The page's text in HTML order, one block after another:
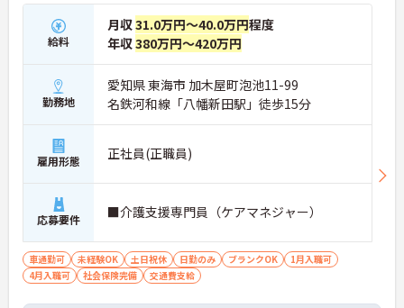
生活リズムを整えながら働ける環境です
・勤務時間は8:30～17:30です
・時間外労働はありません
・年間休日109日です
■ 安定収入を目指せる待遇面
収入面を重視したい方にもおすすめです
・月給302000円以上です
・賞与支給実績があります
・昇給の過去実績があります
■ 地域に寄り添うケアマネ業務
給料
月収31.0万円～40.0万円程度
年収380万円～420万円
勤務地
愛知県 東海市 加木屋町泡池11-99
名鉄河和線「八幡新田駅」徒歩15分
雇用形態 正社員(正職員)
応募要件 ■介護支援専門員（ケアマネジャー）
車通勤可 未経験OK 土日祝休 日勤のみ ブランクOK
1月入職可
4月入職可
社会保険完備 交通費支給